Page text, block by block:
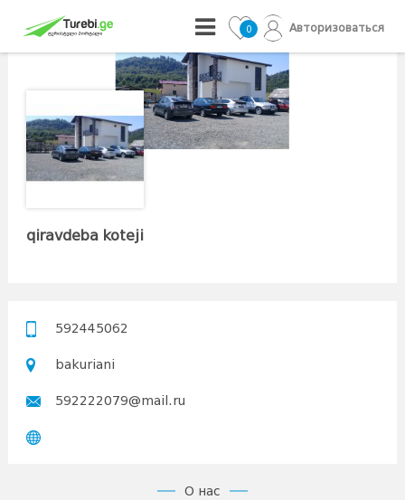
0 Авторизоваться
qiravdeba koteji
592445062
bakuriani
592222079@mail.ru
О нас